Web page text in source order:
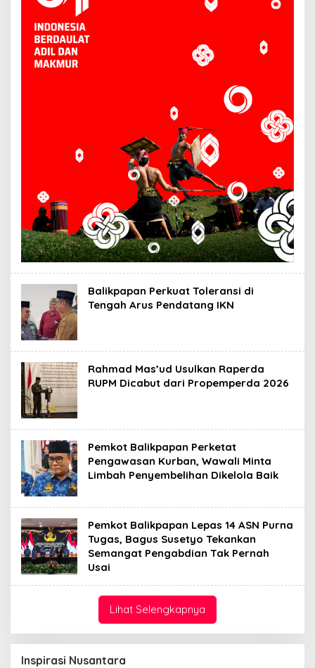
Balikpapan Perkuat Toleransi di
Tengah Arus Pendatang IKN
Rahmad Mas’ud Usulkan Raperda
RUPM Dicabut dari Propemperda 2026
Pemkot Balikpapan Perketat
Pengawasan Kurban, Wawali Minta
Limbah Penyembelihan Dikelola Baik
Pemkot Balikpapan Lepas 14 ASN Purna
Tugas, Bagus Susetyo Tekankan
Semangat Pengabdian Tak Pernah
Usai
Lihat Selengkapnya
Inspirasi Nusantara